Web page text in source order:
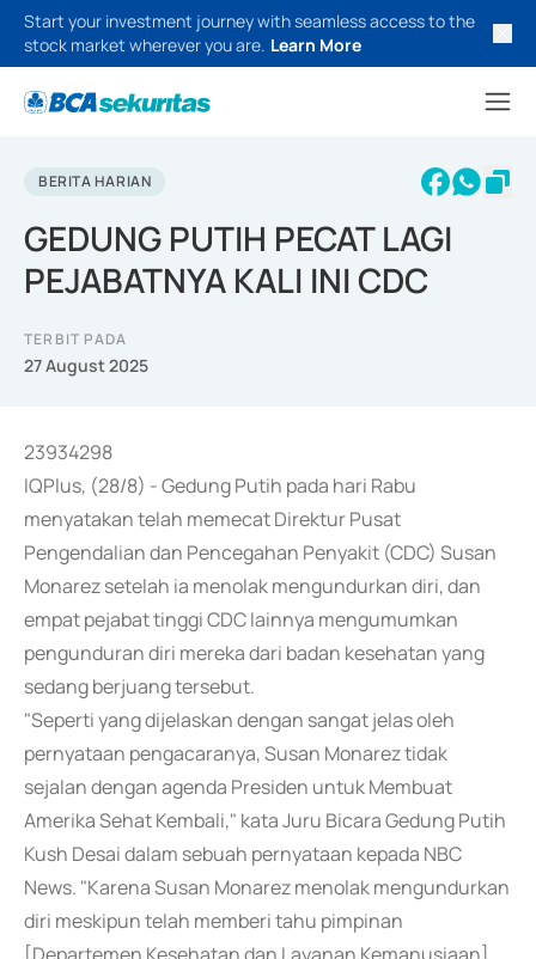
Start your investment journey with seamless access to the
stock market wherever you are. Learn More
BERITA HARIAN
GEDUNG PUTIH PECAT LAGI
PEJABATNYA KALI INI CDC
TERBIT PADA
27 August 2025
23934298
IQPlus, (28/8) - Gedung Putih pada hari Rabu
menyatakan telah memecat Direktur Pusat
Pengendalian dan Pencegahan Penyakit (CDC) Susan
Monarez setelah ia menolak mengundurkan diri, dan
empat pejabat tinggi CDC lainnya mengumumkan
pengunduran diri mereka dari badan kesehatan yang
sedang berjuang tersebut.
"Seperti yang dijelaskan dengan sangat jelas oleh
pernyataan pengacaranya, Susan Monarez tidak
sejalan dengan agenda Presiden untuk Membuat
Amerika Sehat Kembali," kata Juru Bicara Gedung Putih
Kush Desai dalam sebuah pernyataan kepada NBC
News. "Karena Susan Monarez menolak mengundurkan
diri meskipun telah memberi tahu pimpinan